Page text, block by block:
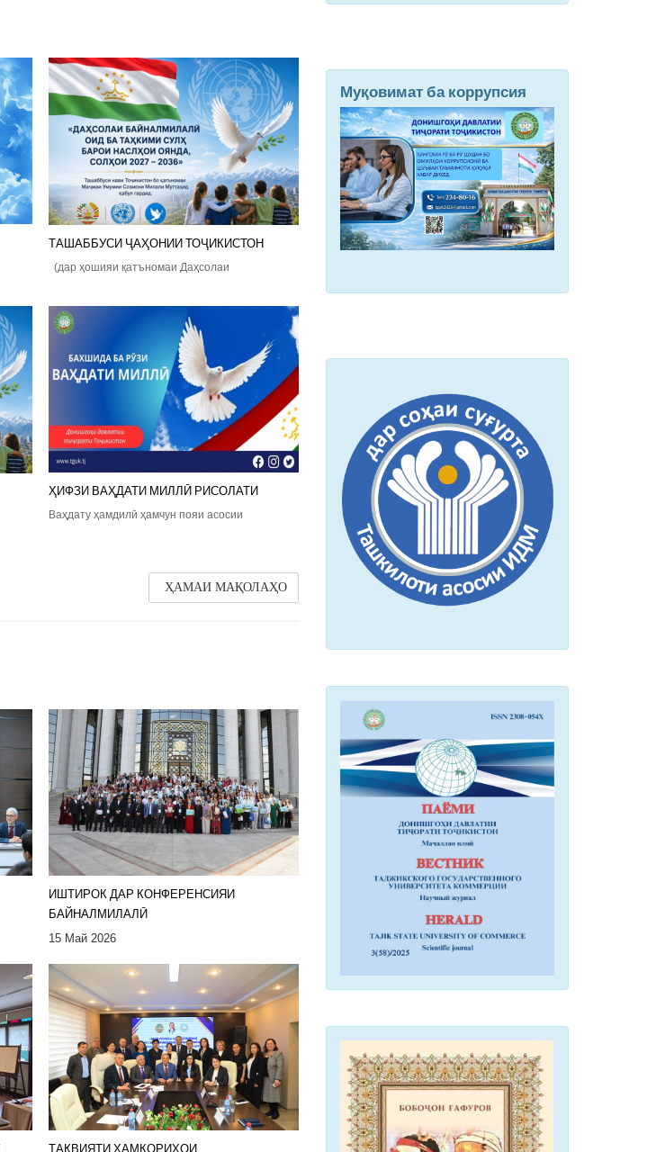
ТАШАББУСИ ҶАҲОНИИ ТОҶИКИСТОН
(дар ҳошияи қатъномаи Даҳсолаи
ҲИФЗИ ВАҲДАТИ МИЛЛӢ РИСОЛАТИ
Ваҳдату ҳамдилӣ ҳамчун пояи асосии
ҲАМАИ МАҚОЛАҲО
ИШТИРОК ДАР КОНФЕРЕНСИЯИ
БАЙНАЛМИЛАЛӢ
15 Май 2026
ТАҚВИЯТИ ҲАМКОРИҲОИ
Муқовимат ба коррупсия